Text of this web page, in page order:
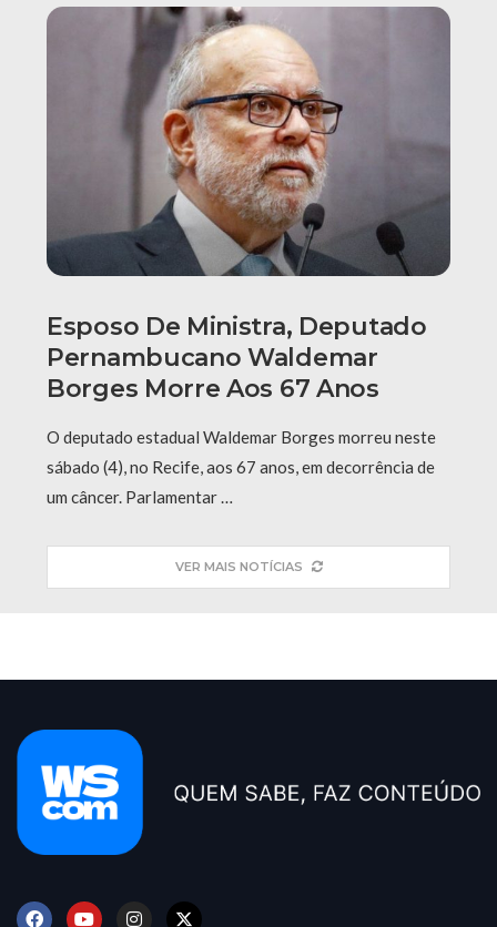
Esposo De Ministra, Deputado
Pernambucano Waldemar
Borges Morre Aos 67 Anos
O deputado estadual Waldemar Borges morreu neste
sábado (4), no Recife, aos 67 anos, em decorrência de
um câncer. Parlamentar …
VER MAIS NOTÍCIAS